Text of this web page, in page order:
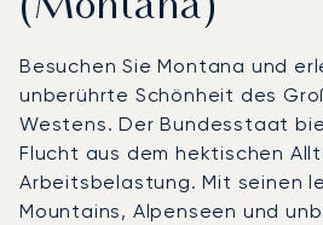
(Montana)
Besuchen Sie Montana und
unberührte Schönheit des
Westens. Der Bundesstaat
Flucht aus dem hektischen
Arbeitsbelastung. Mit seinen
Mountains, Alpenseen und